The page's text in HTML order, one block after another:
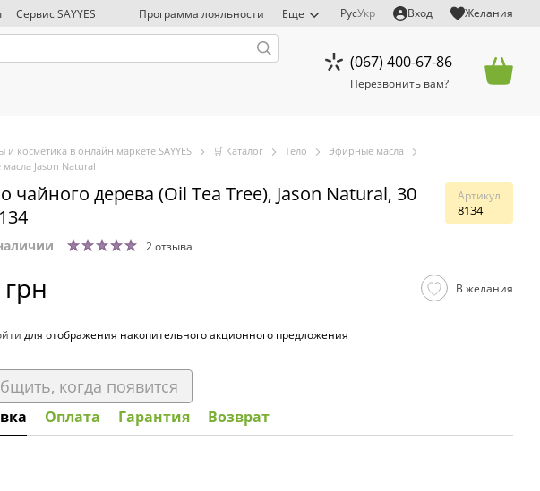
Сервис SAYYES Программа лояльности Еще РусУкр Вход Желания
(067) 400-67-86
Перезвонить вам?
и косметика в онлайн маркете SAYYES 🛒 Каталог Тело
Эфирные масла
Jason Natural
чайного дерева (Oil Tea Tree), Jason Natural, 30
Артикул
8134
2 отзыва
В желания
для отображения накопительного акционного предложения
когда появится
Оплата Гарантия Возврат